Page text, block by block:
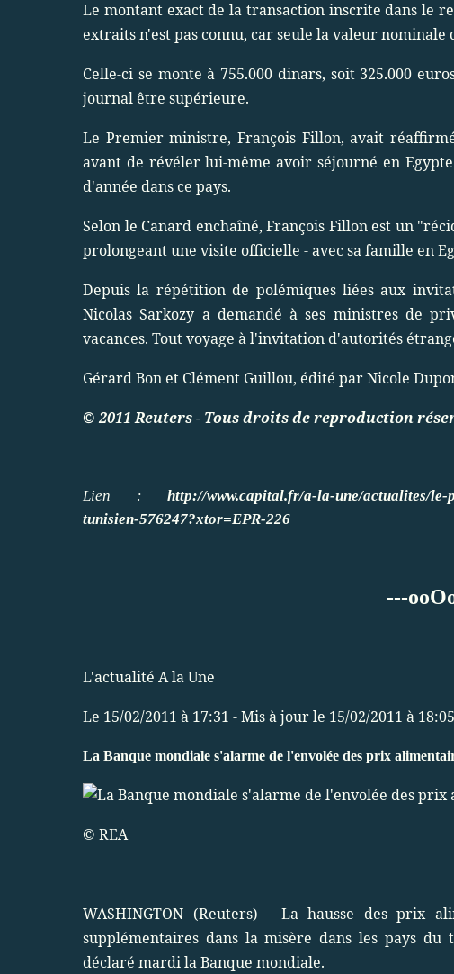
Le montant exact de la transaction inscrite dans le
extraits n'est pas connu, car seule la valeur
Celle-ci se monte à 755.000 dinars, soit 325.000
journal être supérieure.
Le Premier ministre, François Fillon, avait
avant de révéler lui-même avoir séjourné en
d'année dans ce pays.
Selon le Canard enchaîné, François Fillon est un
prolongeant une visite officielle - avec sa famille en
Depuis la répétition de polémiques liées aux
Nicolas Sarkozy a demandé à ses ministres de
vacances. Tout voyage à l'invitation d'autorités
Gérard Bon et Clément Guillou, édité par Nicole
© 2011 Reuters - Tous droits de reproduction
Lien : http://www.capital.fr/a-la-une/actualites/
tunisien-576247?xtor=EPR-226
---
L'actualité A la Une
Le 15/02/2011 à 17:31 - Mis à jour le 15/02/2011 à 18:05
La Banque mondiale s'alarme de l'envolée des prix
© REA
WASHINGTON (Reuters) - La hausse des prix
supplémentaires dans la misère dans les pays
déclaré mardi la Banque mondiale.